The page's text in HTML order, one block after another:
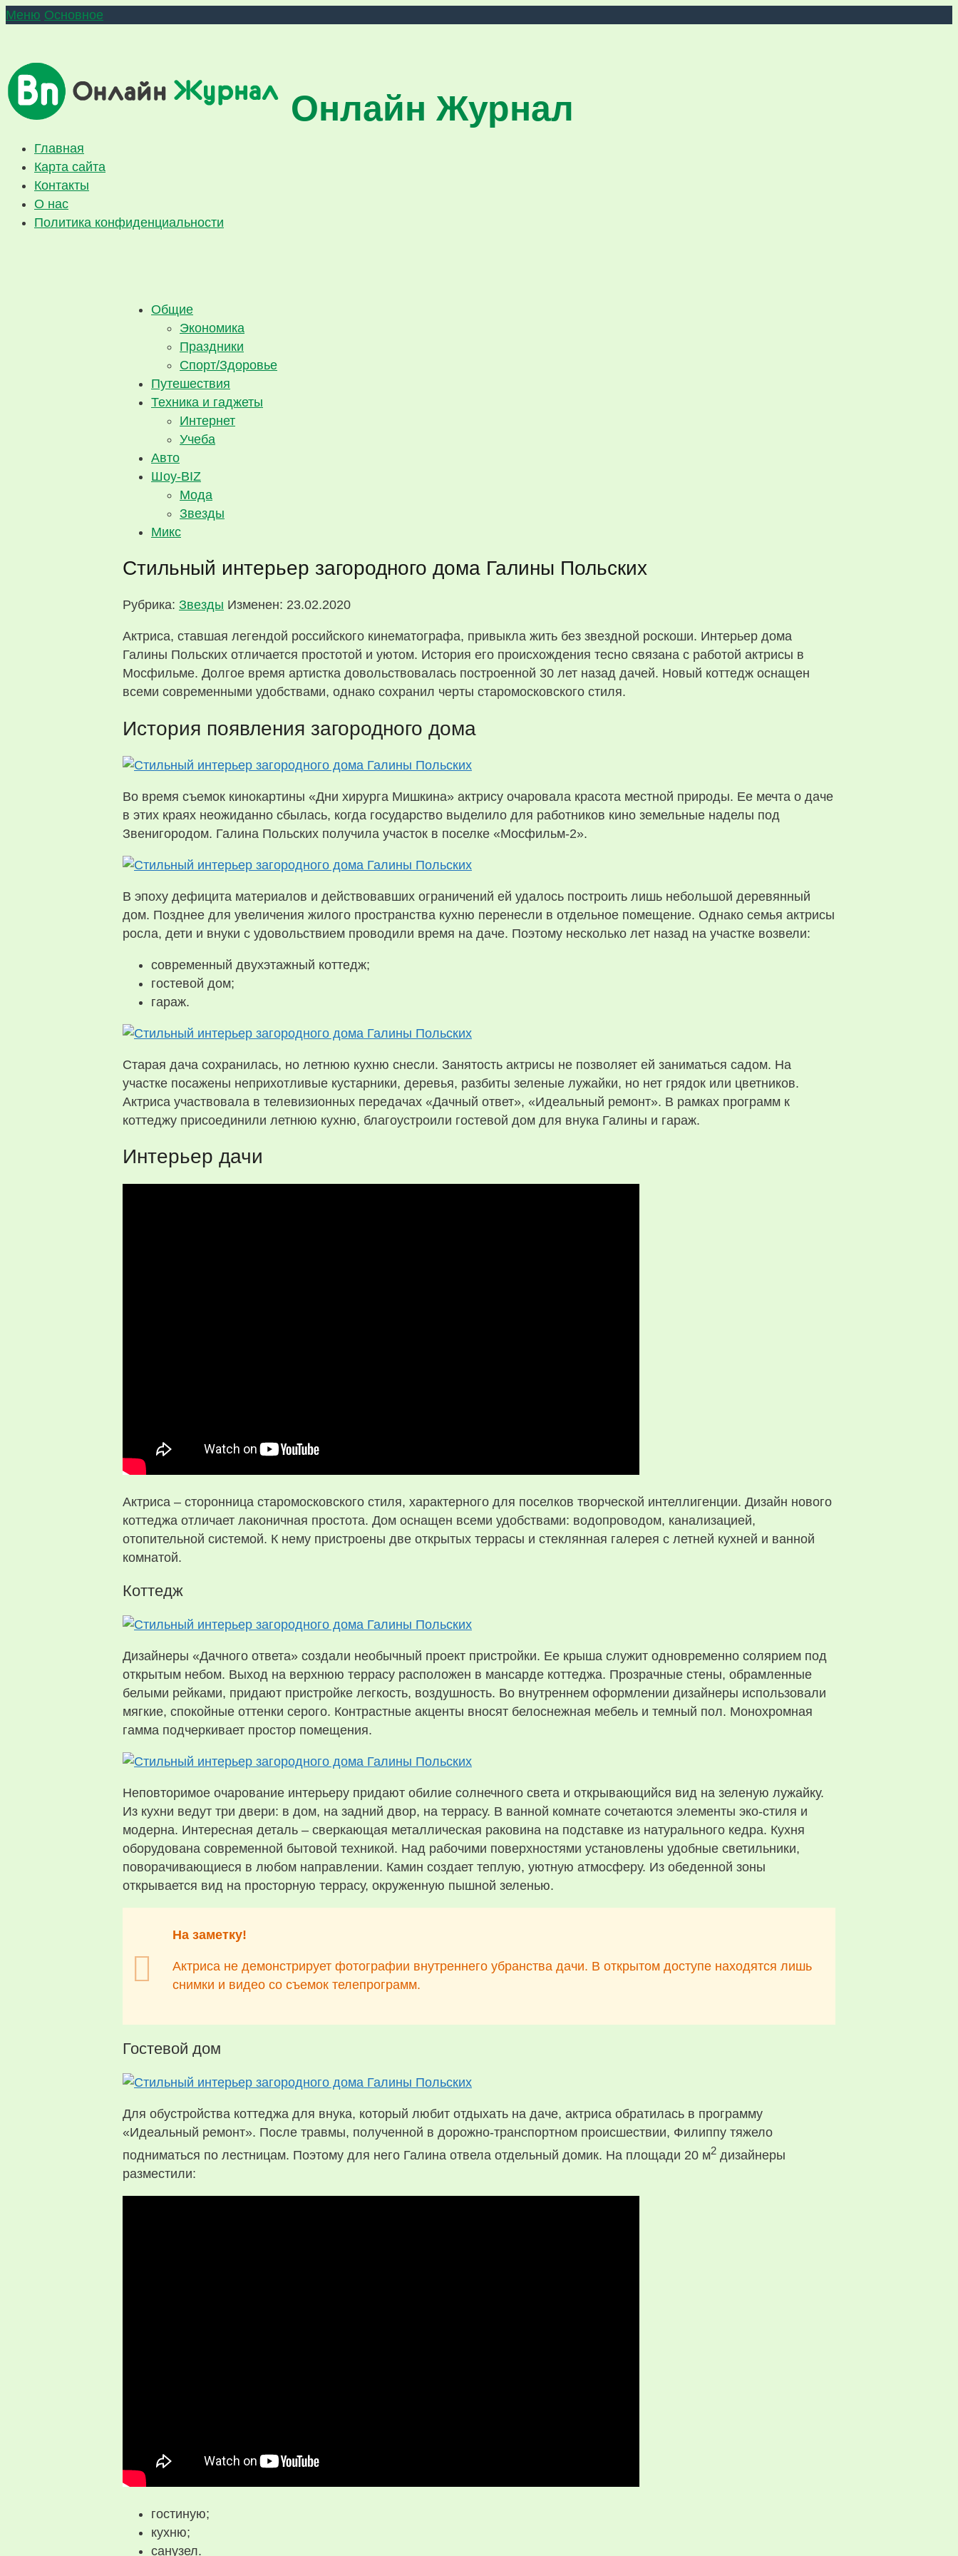
Меню Основное
Онлайн Журнал
Главная
Карта сайта
Контакты
О нас
Политика конфиденциальности
Общие
Экономика
Праздники
Спорт/Здоровье
Путешествия
Техника и гаджеты
Интернет
Учеба
Авто
Шоу-BIZ
Мода
Звезды
Микс
Стильный интерьер загородного дома Галины Польских
Рубрика: Звезды Изменен: 23.02.2020
Актриса, ставшая легендой российского кинематографа, привыкла жить без звездной роскоши. Интерьер дома
Галины Польских отличается простотой и уютом. История его происхождения тесно связана с работой актрисы в
Мосфильме. Долгое время артистка довольствовалась построенной 30 лет назад дачей. Новый коттедж оснащен
всеми современными удобствами, однако сохранил черты старомосковского стиля.
История появления загородного дома
Во время съемок кинокартины «Дни хирурга Мишкина» актрису очаровала красота местной природы. Ее мечта о даче
в этих краях неожиданно сбылась, когда государство выделило для работников кино земельные наделы под
Звенигородом. Галина Польских получила участок в поселке «Мосфильм-2».
В эпоху дефицита материалов и действовавших ограничений ей удалось построить лишь небольшой деревянный
дом. Позднее для увеличения жилого пространства кухню перенесли в отдельное помещение. Однако семья актрисы
росла, дети и внуки с удовольствием проводили время на даче. Поэтому несколько лет назад на участке возвели:
современный двухэтажный коттедж;
гостевой дом;
гараж.
Старая дача сохранилась, но летнюю кухню снесли. Занятость актрисы не позволяет ей заниматься садом. На
участке посажены неприхотливые кустарники, деревья, разбиты зеленые лужайки, но нет грядок или цветников.
Актриса участвовала в телевизионных передачах «Дачный ответ», «Идеальный ремонт». В рамках программ к
коттеджу присоединили летнюю кухню, благоустроили гостевой дом для внука Галины и гараж.
Интерьер дачи
Актриса – сторонница старомосковского стиля, характерного для поселков творческой интеллигенции. Дизайн нового
коттеджа отличает лаконичная простота. Дом оснащен всеми удобствами: водопроводом, канализацией,
отопительной системой. К нему пристроены две открытых террасы и стеклянная галерея с летней кухней и ванной
комнатой.
Коттедж
Дизайнеры «Дачного ответа» создали необычный проект пристройки. Ее крыша служит одновременно солярием под
открытым небом. Выход на верхнюю террасу расположен в мансарде коттеджа. Прозрачные стены, обрамленные
белыми рейками, придают пристройке легкость, воздушность. Во внутреннем оформлении дизайнеры использовали
мягкие, спокойные оттенки серого. Контрастные акценты вносят белоснежная мебель и темный пол. Монохромная
гамма подчеркивает простор помещения.
Неповторимое очарование интерьеру придают обилие солнечного света и открывающийся вид на зеленую лужайку.
Из кухни ведут три двери: в дом, на задний двор, на террасу. В ванной комнате сочетаются элементы эко-стиля и
модерна. Интересная деталь – сверкающая металлическая раковина на подставке из натурального кедра. Кухня
оборудована современной бытовой техникой. Над рабочими поверхностями установлены удобные светильники,
поворачивающиеся в любом направлении. Камин создает теплую, уютную атмосферу. Из обеденной зоны
открывается вид на просторную террасу, окруженную пышной зеленью.
На заметку!
Актриса не демонстрирует фотографии внутреннего убранства дачи. В открытом доступе находятся лишь
снимки и видео со съемок телепрограмм.
Гостевой дом
Для обустройства коттеджа для внука, который любит отдыхать на даче, актриса обратилась в программу
«Идеальный ремонт». После травмы, полученной в дорожно-транспортном происшествии, Филиппу тяжело
подниматься по лестницам. Поэтому для него Галина отвела отдельный домик. На площади 20 м2 дизайнеры
разместили:
гостиную;
кухню;
санузел.